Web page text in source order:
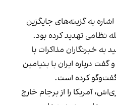
به گزینه‌های جایگزین
نظامی تهدید کرده بود.
به خبرنگاران مذاکرات با
درباره ایران با بنیامین
گفت‌وگو کرده است.
آمریکا را از برجام خارج